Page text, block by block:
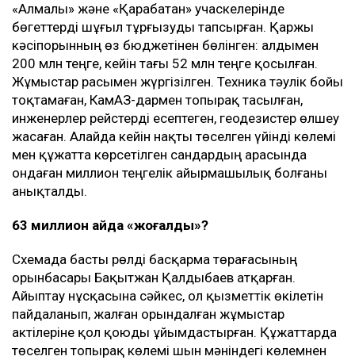
«Алмалы» және «Қарабатан» учаскелерінде
бөгеттерді шұғыл тұрғызуды тапсырған. Қаржы
кәсіпорынның өз бюджетінен бөлінген: алдымен
200 млн теңге, кейін тағы 52 млн теңге қосылған.
Жұмыстар расымен жүргізілген. Техника тәулік бойы
тоқтамаған, КамАЗ-дармен топырақ тасылған,
инженерлер рейстерді есептеген, геодезистер өлшеу
жасаған. Алайда кейін нақты төселген үйінді көлемі
мен құжатта көрсетілген сандардың арасында
ондаған миллион теңгелік айырмашылық болғаны
анықталды.
63 миллион қайда «жоғалды»?
Схемада басты рөлді басқарма төрағасының
орынбасары Бақытжан Қалдыбаев атқарған.
Айыптау нұсқасына сәйкес, ол қызметтік өкілетін
пайдаланып, жалған орындалған жұмыстар
актілеріне қол қоюды ұйымдастырған. Құжаттарда
төселген топырақ көлемі шын мәніндегі көлемнен